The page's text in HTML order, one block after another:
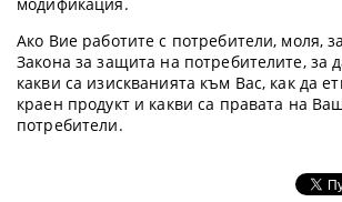
Ако Вие работите с потребители, моля,
Закона за защита на потребителите, за
какви са изискванията към Вас, как да
краен продукт и какви са правата на
потребители.